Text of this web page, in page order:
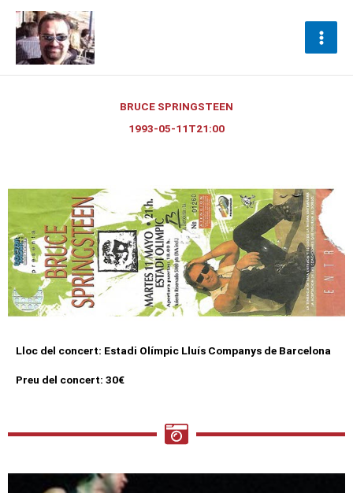
contenido
BRUCE SPRINGSTEEN
1993-05-11T21:00
Lloc del concert: Estadi Olímpic Lluís Companys de Barcelona
Preu del concert: 30€